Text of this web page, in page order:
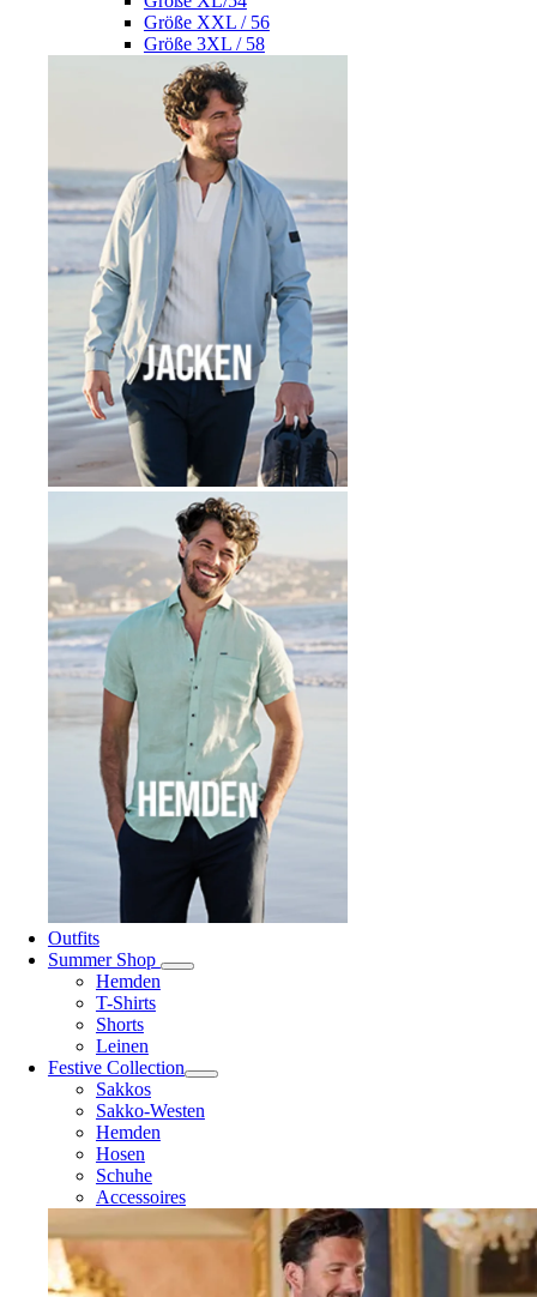
Größe XXL / 56
Größe 3XL / 58
Outfits
Summer Shop
Hemden
T-Shirts
Shorts
Leinen
Festive Collection
Sakkos
Sakko-Westen
Hemden
Hosen
Schuhe
Accessoires